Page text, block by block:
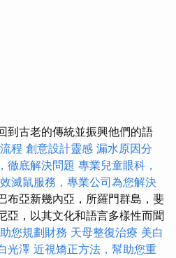
到古老的傳統並振興他們的語
程 創意設計靈感 漏水原因分
徹底解決問題 專業兒童眼科，
滅鼠服務，專業公司為您解決
布亞新幾內亞，所羅門群島，斐
亞，以其文化和語言多樣性而聞
您規劃財務 天母整復治療 美白
光澤 近視矯正方法，幫助您重